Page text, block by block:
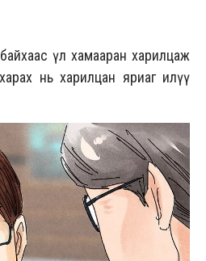
үл хамааран харилцаж
нь харилцан яриаг илүү